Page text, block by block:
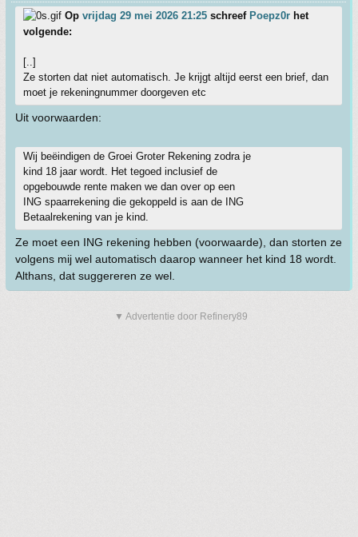
Op vrijdag 29 mei 2026 21:25 schreef Poepz0r het
volgende:
[..]
Ze storten dat niet automatisch. Je krijgt altijd eerst een brief, dan
moet je rekeningnummer doorgeven etc
Uit voorwaarden:
Wij beëindigen de Groei Groter Rekening zodra je
kind 18 jaar wordt. Het tegoed inclusief de
opgebouwde rente maken we dan over op een
ING spaarrekening die gekoppeld is aan de ING
Betaalrekening van je kind.
Ze moet een ING rekening hebben (voorwaarde), dan storten ze
volgens mij wel automatisch daarop wanneer het kind 18 wordt.
Althans, dat suggereren ze wel.
▼ Advertentie door Refinery89